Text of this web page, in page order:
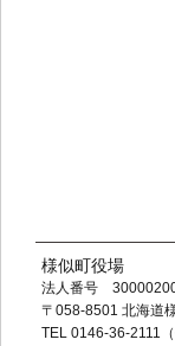
様似町役場
法人番号
〒058-8501 北海道
TEL 0146-36-2111